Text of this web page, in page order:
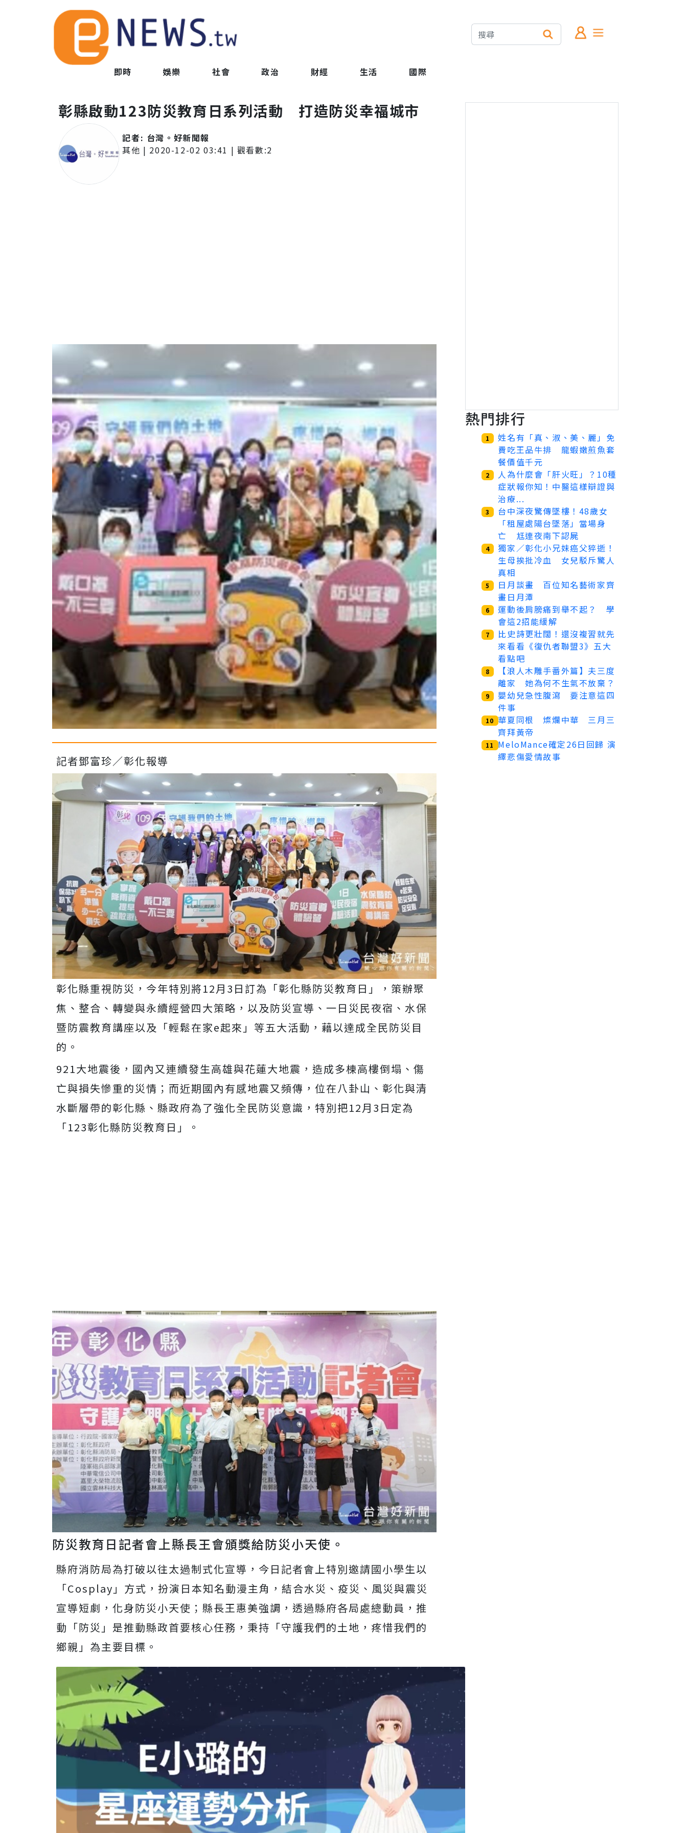
即時 娛樂 社會 政治 財經 生活 國際
彰縣啟動123防災教育日系列活動 打造防災幸福城市
記者: 台灣。好新聞報
其他 | 2020-12-02 03:41 | 觀看數:2
記者鄧富珍／彰化報導
彰化縣重視防災，今年特別將12月3日訂為「彰化縣防災教育日」，策辦聚
焦、整合、轉變與永續經營四大策略，以及防災宣導、一日災民夜宿、水保
暨防震教育講座以及「輕鬆在家e起來」等五大活動，藉以達成全民防災目
的。
921大地震後，國內又連續發生高雄與花蓮大地震，造成多棟高樓倒塌、傷
亡與損失慘重的災情；而近期國內有感地震又頻傳，位在八卦山、彰化與清
水斷層帶的彰化縣、縣政府為了強化全民防災意識，特別把12月3日定為
「123彰化縣防災教育日」。
防災教育日記者會上縣長王會頒獎給防災小天使。
縣府消防局為打破以往太過制式化宣導，今日記者會上特別邀請國小學生以
「Cosplay」方式，扮演日本知名動漫主角，結合水災、疫災、風災與震災
宣導短劇，化身防災小天使；縣長王惠美強調，透過縣府各局處總動員，推
動「防災」是推動縣政首要核心任務，秉持「守護我們的土地，疼惜我們的
鄉親」為主要目標。
熱門排行
1
姓名有「真、淑、美、麗」免
費吃王品牛排 龍蝦嫩煎魚套
餐價值千元
2
人為什麼會「肝火旺」？10種
症狀報你知！中醫這樣辯證與
治療...
3
台中深夜驚傳墜樓！48歲女
「租屋處陽台墜落」當場身
亡 尪連夜南下認屍
4
獨家／彰化小兄妹癌父猝逝！
生母挨批冷血 女兒駁斥驚人
真相
5
日月談畫 百位知名藝術家齊
畫日月潭
6
運動後肩膀痛到舉不起？ 學
會這2招能緩解
7
比史詩更壯闊！還沒複習就先
來看看《復仇者聯盟3》五大
看點吧
8
【浪人木雕手番外篇】夫三度
離家 她為何不生氣不放棄？
9
嬰幼兒急性腹瀉 要注意這四
件事
10 華夏同根 燦爛中華 三月三
齊拜黃帝
11
MeloMance確定26日回歸 演
繹悲傷愛情故事